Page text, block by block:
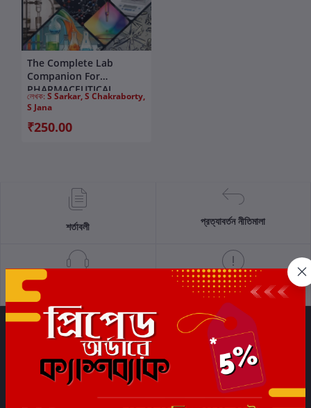
কার্টে যোগ করুন
The Complete Lab
Companion For
PHARMACEUTICAL
INORGANIC AND
ANALYTICAL CHEMISTRY
লেখক: S Sarkar, S Chakraborty,
S Jana
₹250.00
শর্তাবলী প্রত্যাবর্তন নীতিমালা
গোপনীয়তা নীতি
সাবস্ক্রাইব